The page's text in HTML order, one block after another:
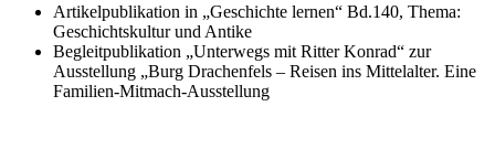
Artikelpublikation in „Geschichte lernen“ Bd.140, Thema:
Geschichtskultur und Antike
Begleitpublikation „Unterwegs mit Ritter Konrad“ zur
Ausstellung „Burg Drachenfels – Reisen ins Mittelalter. Eine
Familien-Mitmach-Ausstellung